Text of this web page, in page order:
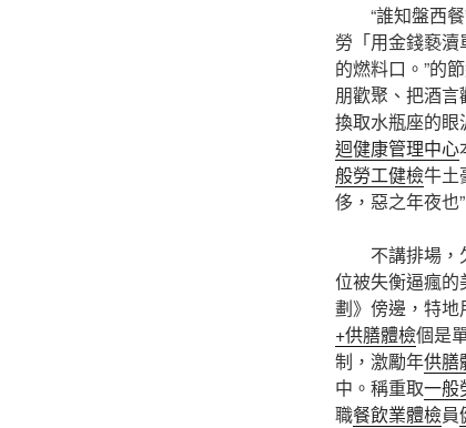
“誰知盤西
勞「用金錢褻
的燃料口。”的
朋歡聚、把酒
換取水瓶座的
迴健康管理中心
般勞工健檢牛土
侈，惡之年夜也
不講排場，
位被失衡逼瘋
劃》傍邊，特
+供膳體檢個是
制，激勵年供膳
中。稱重取一般
職餐飲業體檢員